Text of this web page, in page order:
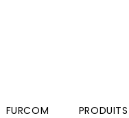
FURCOM PRODUITS